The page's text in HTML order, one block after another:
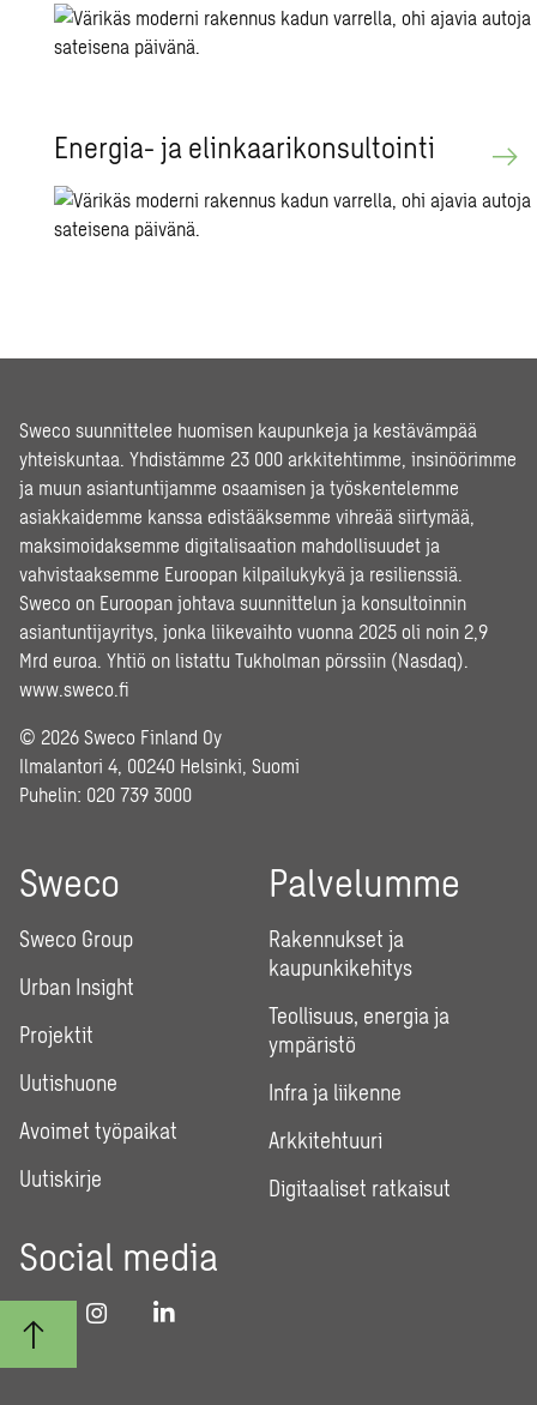
Ener­gia- ja elin­kaa­ri­kon­sul­toin­ti
Sweco suunnittelee huomisen kaupunkeja ja kestävämpää
yhteiskuntaa. Yhdistämme 23 000 arkkitehtimme, insinöörimme
ja muun asiantuntijamme osaamisen ja työskentelemme
asiakkaidemme kanssa edistääksemme vihreää siirtymää,
maksimoidaksemme digitalisaation mahdollisuudet ja
vahvistaaksemme Euroopan kilpailukykyä ja resilienssiä.
Sweco on Euroopan johtava suunnittelun ja konsultoinnin
asiantuntijayritys, jonka liikevaihto vuonna 2025 oli noin 2,9
Mrd euroa. Yhtiö on listattu Tukholman pörssiin (Nasdaq).
www.sweco.fi
© 2026 Sweco Finland Oy
Ilmalantori 4, 00240 Helsinki, Suomi
Puhelin: 020 739 3000
Sweco
Sweco Group
Urban Insight
Projektit
Uutishuone
Avoimet työpaikat
Uutiskirje
Palvelumme
Rakennukset ja
kaupunkikehitys
Teollisuus, energia ja
ympäristö
Infra ja liikenne
Arkkitehtuuri
Digitaaliset ratkaisut
Social media